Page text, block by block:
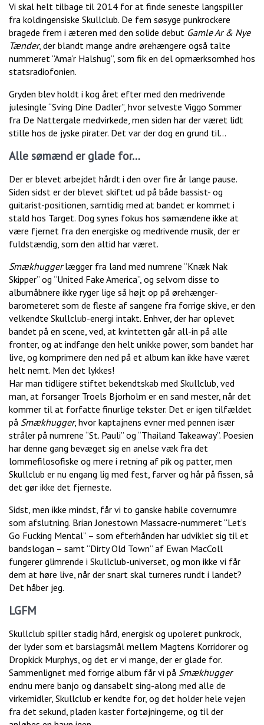
Vi skal helt tilbage til 2014 for at finde seneste langspiller
fra koldingensiske Skullclub. De fem søsyge punkrockere
bragede frem i æteren med den solide debut Gamle Ar & Nye
Tænder, der blandt mange andre ørehængere også talte
nummeret “Ama’r Halshug”, som fik en del opmærksomhed hos
statsradiofonien.
Gryden blev holdt i kog året efter med den medrivende
julesingle “Sving Dine Dadler”, hvor selveste Viggo Sommer
fra De Nattergale medvirkede, men siden har der været lidt
stille hos de jyske pirater. Det var der dog en grund til...
Alle sømænd er glade for…
Der er blevet arbejdet hårdt i den over fire år lange pause.
Siden sidst er der blevet skiftet ud på både bassist- og
guitarist-positionen, samtidig med at bandet er kommet i
stald hos Target. Dog synes fokus hos sømændene ikke at
være fjernet fra den energiske og medrivende musik, der er
fuldstændig, som den altid har været.
Smækhuggerlægger fra land med numrene “Knæk Nak
Skipper” og “United Fake America”, og selvom disse to
albumåbnere ikke ryger lige så højt op på ørehænger-
barometeret som de fleste af sangene fra forrige skive, er den
velkendte Skullclub-energi intakt. Enhver, der har oplevet
bandet på en scene, ved, at kvintetten går all-in på alle
fronter, og at indfange den helt unikke power, som bandet har
live, og komprimere den ned på et album kan ikke have været
helt nemt. Men det lykkes!
Har man tidligere stiftet bekendtskab med Skullclub, ved
man, at forsanger Troels Bjorholm er en sand mester, når det
kommer til at forfatte finurlige tekster. Det er igen tilfældet
på Smækhugger, hvor kaptajnens evner med pennen især
stråler på numrene “St. Pauli” og “Thailand Takeaway”. Poesien
har denne gang bevæget sig en anelse væk fra det
lommefilosofiske og mere i retning af pik og patter, men
Skullclub er nu engang lig med fest, farver og hår på fissen, så
det gør ikke det fjerneste.
Sidst, men ikke mindst, får vi to ganske habile covernumre
som afslutning. Brian Jonestown Massacre-nummeret “Let’s
Go Fucking Mental” – som efterhånden har udviklet sig til et
bandslogan – samt “Dirty Old Town” af Ewan MacColl
fungerer glimrende i Skullclub-universet, og mon ikke vi får
dem at høre live, når der snart skal turneres rundt i landet?
Det håber jeg.
LGFM
Skullclub spiller stadig hård, energisk og upoleret punkrock,
der lyder som et barslagsmål mellem Magtens Korridorer og
Dropkick Murphys, og det er vi mange, der er glade for.
Sammenlignet med forrige album får vi på Smækhugger
endnu mere banjo og dansabelt sing-along med alle de
virkemidler, Skullclub er kendte for, og det holder hele vejen
fra det sekund, pladen kaster fortøjningerne, og til der